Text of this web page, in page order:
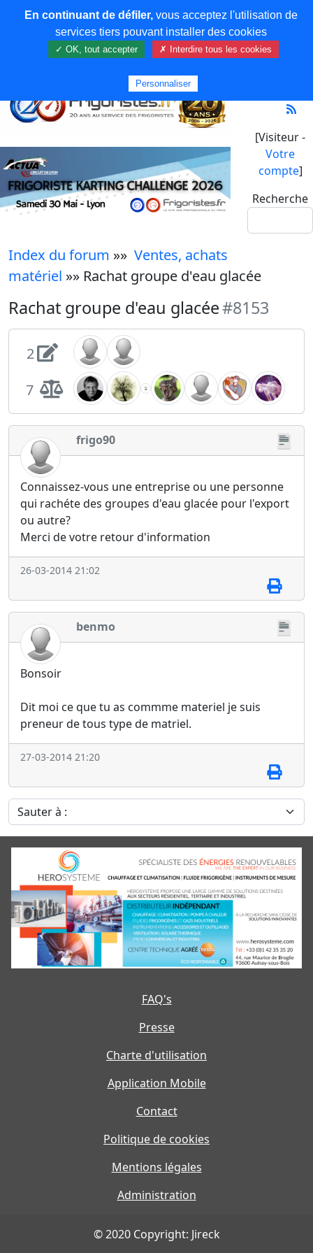
[Visiteur -
Votre
compte]
Recherche
Index du forum »» Ventes, achats
matériel »» Rachat groupe d'eau glacée
Rachat groupe d'eau glacée#8153
2
7
frigo90
Connaissez-vous une entreprise ou une personne
qui rachéte des groupes d'eau glacée pour l'export
ou autre?
Merci de votre retour d'information
26-03-2014 21:02
benmo
Bonsoir
Dit moi ce que tu as commme materiel je suis
preneur de tous type de matriel.
27-03-2014 21:20
Sauter à :
FAQ's
Presse
Charte d'utilisation
Application Mobile
Contact
Politique de cookies
Mentions légales
Administration
© 2020 Copyright: Jireck
En continuant de défiler,vous acceptez l'utilisation de
services tiers pouvant installer des cookies
✓ OK, tout accepter ✗ Interdire tous les cookies
Personnaliser